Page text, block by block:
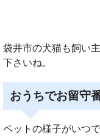
袋井市の犬猫も飼い
下さいね。
おうちでお留守
ペットの様子がいつ